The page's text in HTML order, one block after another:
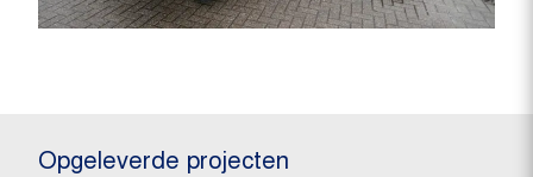
Opgeleverde projecten